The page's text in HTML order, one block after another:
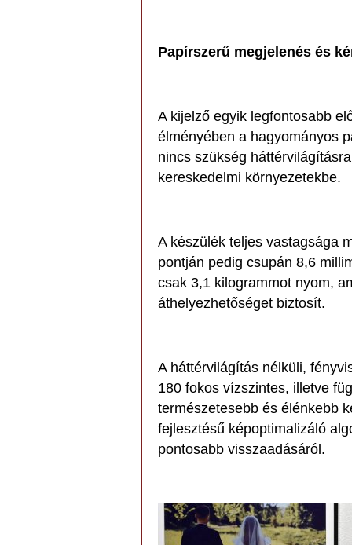
Papírszerű megjelenés és
A kijelző egyik legfontosabb
élményében a hagyományos
nincs szükség
kereskedelmi környezetekbe.
A készülék teljes vastagsága
pontján pedig csupán 8,6
csak 3,1 kilogrammot nyom,
áthelyezhetőséget biztosít.
A háttérvilágítás nélküli,
180 fokos vízszintes, illetve
természetesebb és élénkebb
fejlesztésű képoptimalizáló
pontosabb visszaadásáról.